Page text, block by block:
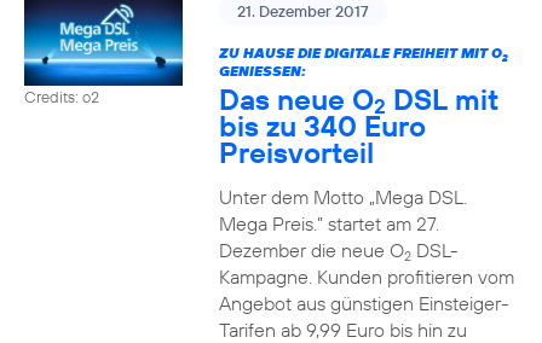
Credits: o2
21. Dezember 2017
ZU HAUSE DIE DIGITALE FREIHEIT MIT O2
GENIESSEN:
Das neue O2 DSL mit
bis zu 340 Euro
Preisvorteil
Unter dem Motto „Mega DSL.
Mega Preis.” startet am 27.
Dezember die neue O2DSL-
Kampagne. Kunden profitieren vom
Angebot aus günstigen Einsteiger-
Tarifen ab 9,99 Euro bis hin zu